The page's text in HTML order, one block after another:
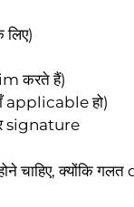
करते हैं)
हो)
signature
चाहिए, क्योंकि